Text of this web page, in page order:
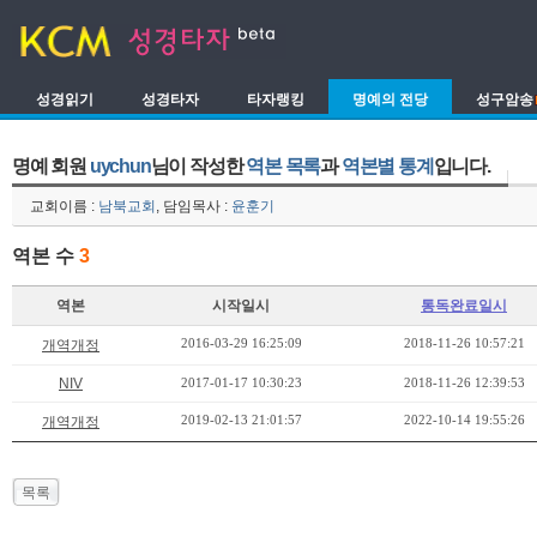
성경읽기 성경타자 타자랭킹 명예의 전당 성구암송
명예 회원 uychun님이 작성한역본 목록과역본별 통계 입니다.
교회이름 : 남북교회 , 담임목사 : 윤훈기
역본 수 3
역본 시작일시 통독완료일시
개역개정 2016-03-29 16:25:09 2018-11-26 10:57:21
NIV 2017-01-17 10:30:23 2018-11-26 12:39:53
개역개정 2019-02-13 21:01:57 2022-10-14 19:55:26
목록